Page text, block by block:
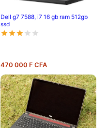
Dell g7 7588, i7 16 gb ram 512gb
ssd
470 000 F CFA